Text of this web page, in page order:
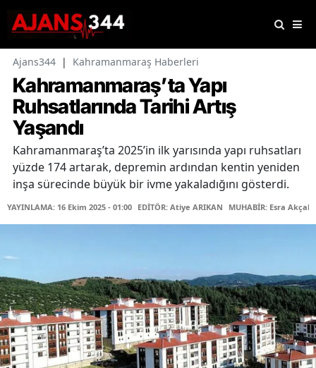
Ajans344 | Kahramanmaraş Haberleri
Kahramanmaraş’ta Yapı
Ruhsatlarında Tarihi Artış
Yaşandı
Kahramanmaraş’ta 2025’in ilk yarısında yapı ruhsatları
yüzde 174 artarak, depremin ardından kentin yeniden
inşa sürecinde büyük bir ivme yakaladığını gösterdi.
YAYINLAMA: 16 Ekim 2025 - 01:00 EDİTÖR: Atiye ARIKAN MUHABİR: Esra